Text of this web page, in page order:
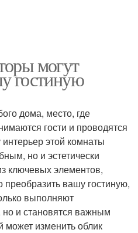
могут
гостиную
дома, место, где
гости и проводятся
этой комнаты
но и эстетически
ключевых элементов,
преобразить вашу гостиную,
выполняют
и становятся важным
может изменить облик